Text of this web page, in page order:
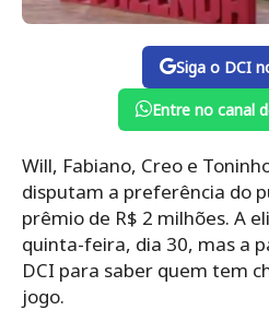
Siga o DCI
Entre no canal
Will, Fabiano, Creo e
disputam a preferência do
prêmio de R$ 2 milhões. A
quinta-feira, dia 30, mas a
DCI para saber quem tem
jogo.